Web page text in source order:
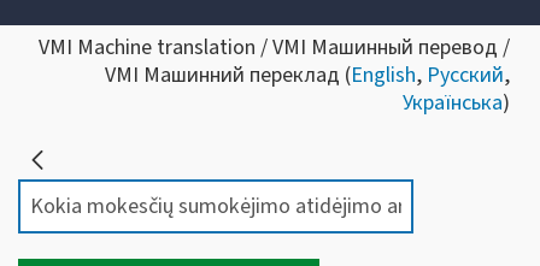
VMI Machine translation / VMI Машинный перевод /
VMI Машинний переклад (English, Русский,
Українська)